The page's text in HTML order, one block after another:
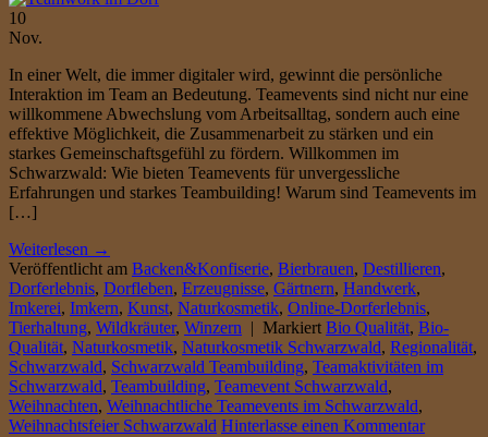
10
Nov.
In einer Welt, die immer digitaler wird, gewinnt die persönliche
Interaktion im Team an Bedeutung. Teamevents sind nicht nur eine
willkommene Abwechslung vom Arbeitsalltag, sondern auch eine
effektive Möglichkeit, die Zusammenarbeit zu stärken und ein
starkes Gemeinschaftsgefühl zu fördern. Willkommen im
Schwarzwald: Wie bieten Teamevents für unvergessliche
Erfahrungen und starkes Teambuilding! Warum sind Teamevents im
[…]
Weiterlesen →
Veröffentlicht am Backen&Konfiserie, Bierbrauen, Destillieren,
Dorferlebnis, Dorfleben, Erzeugnisse, Gärtnern, Handwerk,
Imkerei, Imkern, Kunst, Naturkosmetik, Online-Dorferlebnis,
Tierhaltung, Wildkräuter, Winzern | Markiert Bio Qualität, Bio-
Qualität, Naturkosmetik, Naturkosmetik Schwarzwald, Regionalität,
Schwarzwald, Schwarzwald Teambuilding, Teamaktivitäten im
Schwarzwald, Teambuilding, Teamevent Schwarzwald,
Weihnachten, Weihnachtliche Teamevents im Schwarzwald,
Weihnachtsfeier Schwarzwald Hinterlasse einen Kommentar